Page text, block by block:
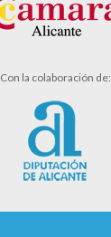
Con la colaboración de: